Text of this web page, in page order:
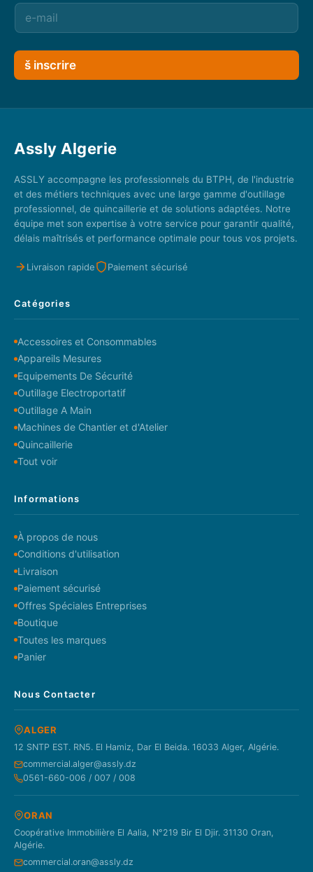
š inscrire
Assly Algerie
ASSLY accompagne les professionnels du BTPH, de l'industrie
et des métiers techniques avec une large gamme d'outillage
professionnel, de quincaillerie et de solutions adaptées. Notre
équipe met son expertise à votre service pour garantir qualité,
délais maîtrisés et performance optimale pour tous vos projets.
Livraison rapide Paiement sécurisé
Catégories
Accessoires et Consommables
Appareils Mesures
Equipements De Sécurité
Outillage Electroportatif
Outillage A Main
Machines de Chantier et d'Atelier
Quincaillerie
Tout voir
Informations
À propos de nous
Conditions d'utilisation
Livraison
Paiement sécurisé
Offres Spéciales Entreprises
Boutique
Toutes les marques
Panier
Nous Contacter
ALGER
12 SNTP EST. RN5. El Hamiz, Dar El Beida. 16033 Alger, Algérie.
commercial.alger@assly.dz
0561-660-006 / 007 / 008
ORAN
Coopérative Immobilière El Aalia, N°219 Bir El Djir. 31130 Oran,
Algérie.
commercial.oran@assly.dz